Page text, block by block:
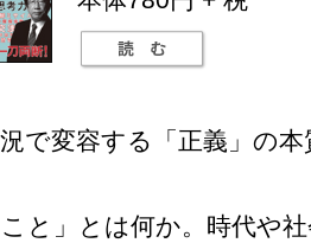
で変容する「正義」の
こと」とは何か。時代や